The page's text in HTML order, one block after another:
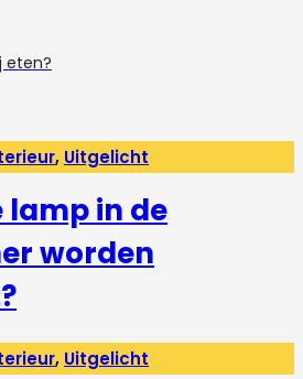
eten?
, Uitgelicht
lamp in de
worden
, Uitgelicht